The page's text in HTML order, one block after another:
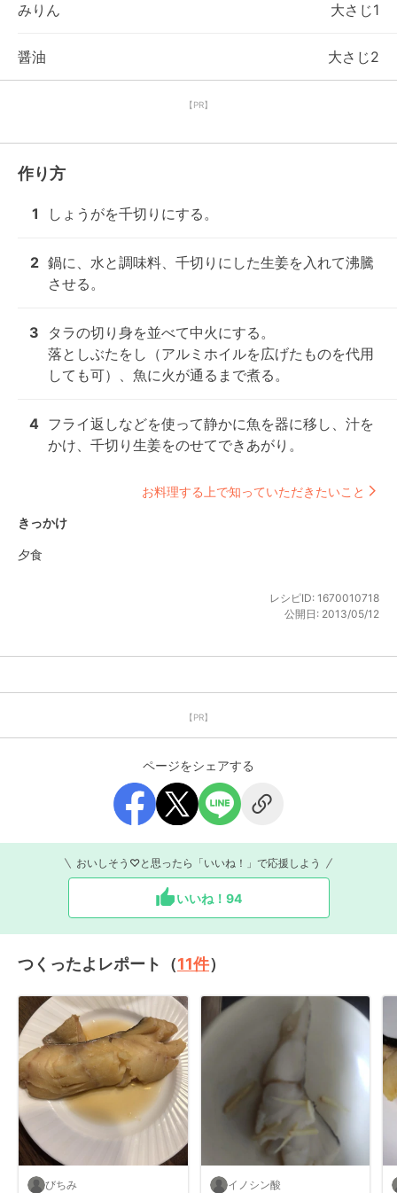
みりん 大さじ1
醤油 大さじ2
【PR】
作り方
1 しょうがを千切りにする。
2 鍋に、水と調味料、千切りにした生姜を入れて沸騰
させる。
3
タラの切り身を並べて中火にする。
落としぶたをし（アルミホイルを広げたものを代用
しても可）、魚に火が通るまで煮る。
4 フライ返しなどを使って静かに魚を器に移し、汁を
かけ、千切り生姜をのせてできあがり。
お料理する上で知っていただきたいこと
きっかけ
夕食
レシピID: 1670010718
公開日: 2013/05/12
【PR】
ページをシェアする
おいしそう♡と思ったら「いいね！」で応援しよう
いいね！ 94
つくったよレポート（11件）
びちみ イノシン酸